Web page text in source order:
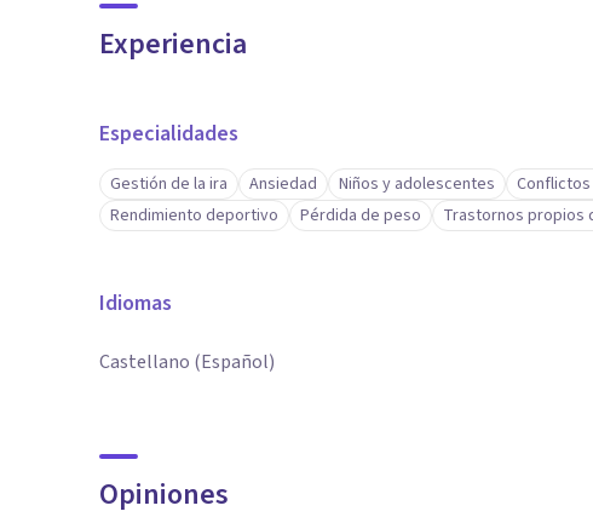
Experiencia
Especialidades
Gestión de la ira Ansiedad Niños y adolescentes
Rendimiento deportivo
Pérdida de peso Trastornos propios
Idiomas
Castellano (Español)
Opiniones